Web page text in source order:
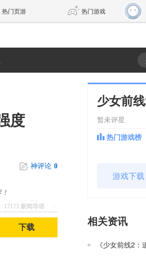
热门页游 热门游戏
王权与自由 新仙侠5
度
神评论 0
17173 新闻导语
下载
少女前
暂未评星
热门游戏榜
游戏下载
相关资讯
《少女前线2：追放》